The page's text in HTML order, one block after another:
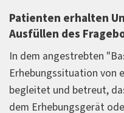
Patienten erhalten
Ausfüllen des
In dem angestrebten
Erhebungssituation von
begleitet und betreut,
dem Erhebungsgerät